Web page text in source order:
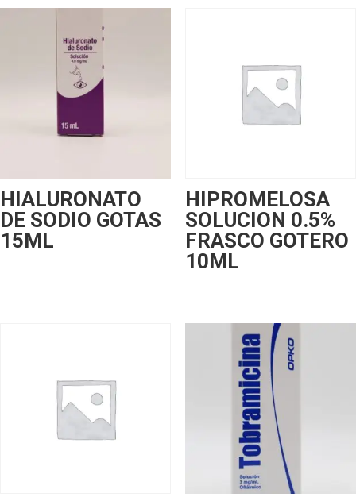
HIALURONATO
DE SODIO GOTAS
15ML
HIPROMELOSA
SOLUCION 0.5%
FRASCO GOTERO
10ML